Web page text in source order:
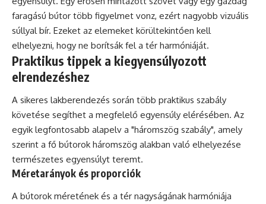
faragású bútor több figyelmet vonz, ezért nagyobb vizuális
súllyal bír. Ezeket az elemeket körültekintően kell
elhelyezni, hogy ne borítsák fel a tér harmóniáját.
Praktikus tippek a kiegyensúlyozott
elrendezéshez
A sikeres lakberendezés során több praktikus szabály
követése segíthet a megfelelő egyensúly elérésében. Az
egyik legfontosabb alapelv a "háromszög szabály", amely
szerint a fő bútorok háromszög alakban való elhelyezése
természetes egyensúlyt teremt.
Méretarányok és proporciók
A bútorok méretének és a tér nagyságának harmóniája